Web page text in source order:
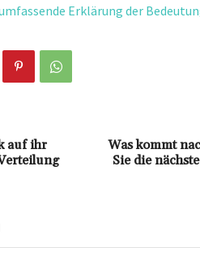
Erklärung der
auf ihr
Was kommt
Sie die